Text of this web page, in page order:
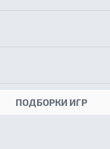
ПОДБОРКИ ИГР